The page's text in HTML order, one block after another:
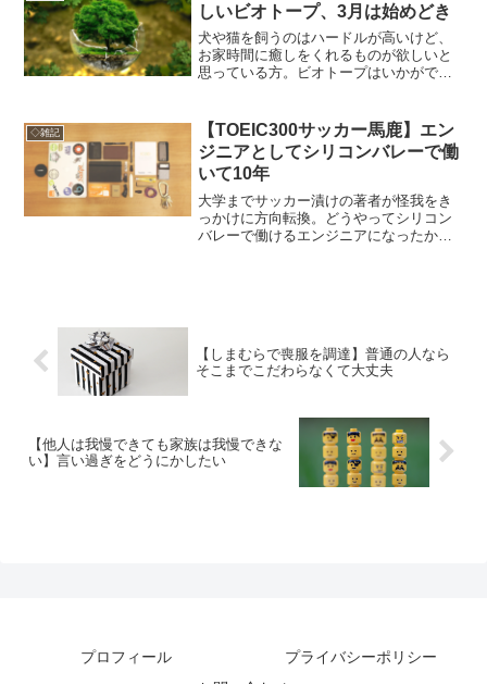
しいビオトープ、3月は始めどき
犬や猫を飼うのはハードルが高いけど、
お家時間に癒しをくれるものが欲しいと
思っている方。ビオトープはいかがでし
◇雑記
【TOEIC300サッカー馬鹿】エン
ジニアとしてシリコンバレーで働
いて10年
大学までサッカー漬けの著者が怪我をき
っかけに方向転換。どうやってシリコン
バレーで働けるエンジニアになったか、
【しまむらで喪服を調達】普通の人なら
そこまでこだわらなくて大丈夫
【他人は我慢できても家族は我慢できな
い】言い過ぎをどうにかしたい
プロフィール
プライバシーポリシー